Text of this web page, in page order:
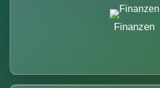
Finanzen